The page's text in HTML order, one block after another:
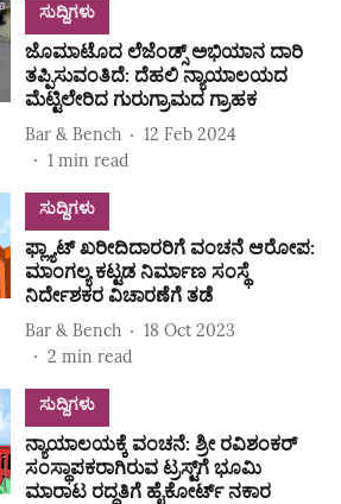
ಸುದ್ದಿಗಳು
ಜೊಮಾಟೊದ ಲೆಜೆಂಡ್ಸ್ ಅಭಿಯಾನ ದಾರಿ
ತಪ್ಪಿಸುವಂತಿದೆ: ದೆಹಲಿ ನ್ಯಾಯಾಲಯದ
ಮೆಟ್ಟಿಲೇರಿದ ಗುರುಗ್ರಾಮದ ಗ್ರಾಹಕ
Bar & Bench
12 Feb 2024
1 min read
ಸುದ್ದಿಗಳು
ಫ್ಲ್ಯಾಟ್‌ ಖರೀದಿದಾರರಿಗೆ ವಂಚನೆ ಆರೋಪ:
ಮಾಂಗಲ್ಯ ಕಟ್ಟಡ ನಿರ್ಮಾಣ ಸಂಸ್ಥೆ
ನಿರ್ದೇಶಕರ ವಿಚಾರಣೆಗೆ ತಡೆ
Bar & Bench
18 Oct 2023
2 min read
ಸುದ್ದಿಗಳು
ನ್ಯಾಯಾಲಯಕ್ಕೆ ವಂಚನೆ: ಶ್ರೀ ರವಿಶಂಕರ್‌
ಸಂಸ್ಥಾಪಕರಾಗಿರುವ ಟ್ರಸ್ಟ್‌ಗೆ ಭೂಮಿ
ಮಾರಾಟ ರದ್ದತಿಗೆ ಹೈಕೋರ್ಟ್‌ ನಕಾರ